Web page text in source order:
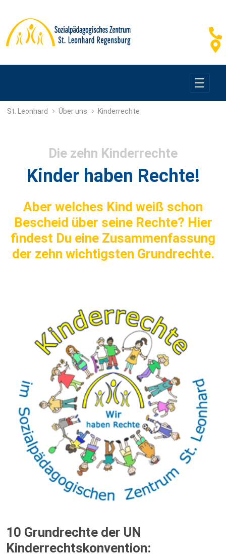
St. Leonhard Über uns Kinderrechte
Die zehn Kinderrechte
Kinder haben Rechte!
Aber welches Kind weiß schon
Bescheid über seine Rechte? Hier
findest Du eine Zusammenfassung
der zehn wichtigsten Grundrechte.
10 Grundrechte der UN
Kinderrechtskonvention: